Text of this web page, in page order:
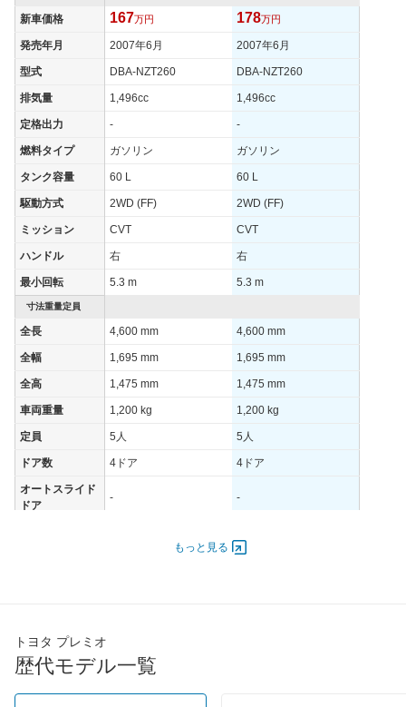
タイヤサイズ
(後)
195/65R15 91S 195/65R15 91S
燃費
WLTCモード - -
WLTCモード(市
街地)
WLTCモード(郊
- -
速道路)
- -
JC08モード - -
1015モード 17km/L 14.4km/L
60km定地 - -
新車価格 167万円 178万円
発売年月 2007年6月 2007年6月
型式 DBA-NZT260 DBA-NZT260
排気量 1,496cc 1,496cc
定格出力 - -
燃料タイプ ガソリン ガソリン
タンク容量 60 L 60 L
駆動方式 2WD (FF) 2WD (FF)
ミッション CVT CVT
ハンドル 右 右
最小回転 5.3 m 5.3 m
寸法重量定員
全長 4,600 mm 4,600 mm
全幅 1,695 mm 1,695 mm
全高 1,475 mm 1,475 mm
車両重量 1,200 kg 1,200 kg
定員 5人 5人
ドア数 4ドア 4ドア
オートスライド
ドア
- -
81.00 [110]/ 6,000 81.00 [110]/ 6,000
タイヤサイズ
(前)
185/70R14 88S
もっと見る
トヨタ プレミオ
歴代モデル一覧